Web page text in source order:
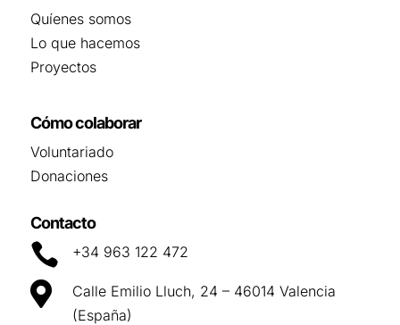
Quíenes somos
Lo que hacemos
Proyectos
Cómo colaborar
Voluntariado
Donaciones
Contacto
 +34 963 122 472

Calle Emilio Lluch, 24 – 46014 Valencia
(España)